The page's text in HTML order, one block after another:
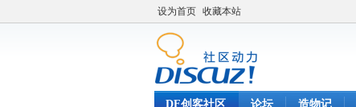
设为首页 收藏本站
DF创客社区 论坛 造物记